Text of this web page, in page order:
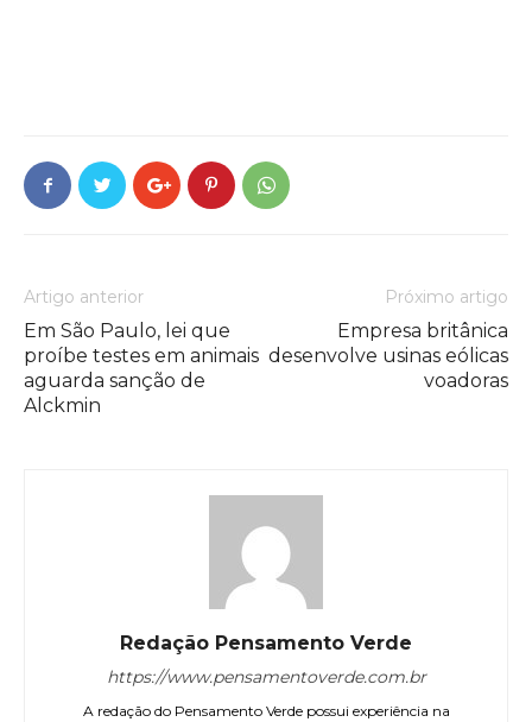
Artigo anterior
Em São Paulo, lei que
proíbe testes em animais
aguarda sanção de
Alckmin
Próximo artigo
Empresa britânica
desenvolve usinas eólicas
voadoras
Redação Pensamento Verde
https://www.pensamentoverde.com.br
A redação do Pensamento Verde possui experiência na